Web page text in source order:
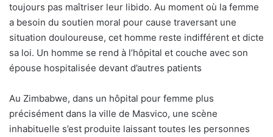
toujours pas maîtriser leur libido. Au moment où la femme
a besoin du soutien moral pour cause traversant une
situation douloureuse, cet homme reste indifférent et dicte
sa loi. Un homme se rend à l’hôpital et couche avec son
épouse hospitalisée devant d’autres patients
Au Zimbabwe, dans un hôpital pour femme plus
précisément dans la ville de Masvico, une scène
inhabituelle s’est produite laissant toutes les personnes